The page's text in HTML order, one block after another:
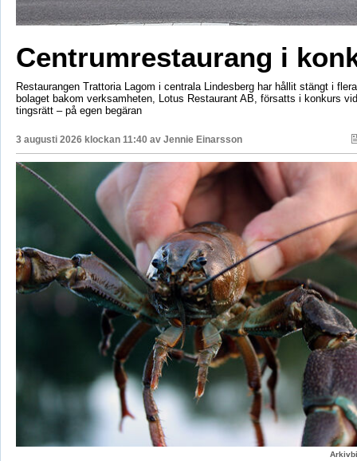
Centrumrestaurang i
Restaurangen Trattoria Lagom i centrala Lindesberg har hållit stängt i
bolaget bakom verksamheten, Lotus Restaurant AB, försatts i konkurs
tingsrätt – på egen begäran
3 augusti 2026 klockan 11:40 av Jennie Einarsson